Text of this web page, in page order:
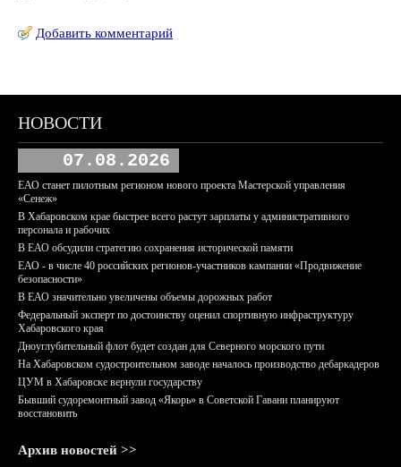
Добавить комментарий
НОВОСТИ
07.08.2026
ЕАО станет пилотным регионом нового проекта Мастерской управления
«Сенеж»
В Хабаровском крае быстрее всего растут зарплаты у административного
персонала и рабочих
В ЕАО обсудили стратегию сохранения исторической памяти
ЕАО - в числе 40 российских регионов-участников кампании «Продвижение
безопасности»
В ЕАО значительно увеличены объемы дорожных работ
Федеральный эксперт по достоинству оценил спортивную инфраструктуру
Хабаровского края
Дноуглубительный флот будет создан для Северного морского пути
На Хабаровском судостроительном заводе началось производство дебаркадеров
ЦУМ в Хабаровске вернули государству
Бывший судоремонтный завод «Якорь» в Советской Гавани планируют
восстановить
Архив новостей >>